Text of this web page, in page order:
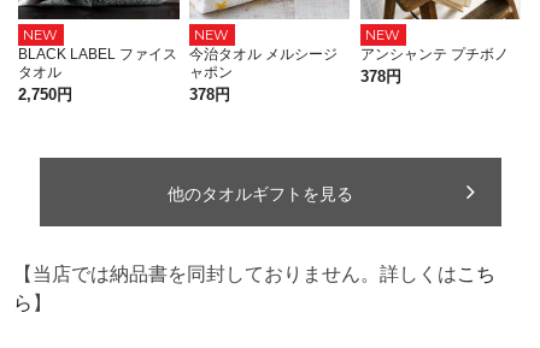
【当店では納品書を同封しておりません。詳しくはこち
ら 】